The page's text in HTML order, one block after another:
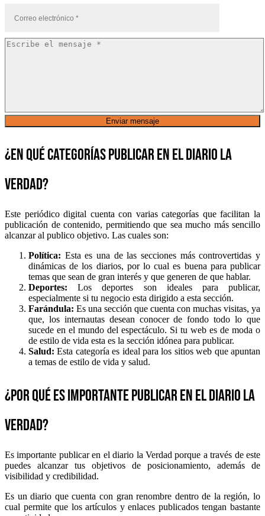
¿En qué categorías publicar en el diario la
verdad?
Este periódico digital cuenta con varias categorías que facilitan la
publicación de contenido, permitiendo que sea mucho más sencillo
alcanzar al publico objetivo. Las cuales son:
Política: Esta es una de las secciones más controvertidas y
dinámicas de los diarios, por lo cual es buena para publicar
temas que sean de gran interés y que generen de que hablar.
Deportes:Los deportes son ideales para publicar,
especialmente si tu negocio esta dirigido a esta sección.
Farándula: Es una sección que cuenta con muchas visitas, ya
que, los internautas desean conocer de fondo todo lo que
sucede en el mundo del espectáculo. Si tu web es de moda o
de estilo de vida esta es la sección idónea para publicar.
Salud: Esta categoría es ideal para los sitios web que apuntan
a temas de estilo de vida y salud.
¿Por qué es importante publicar en el diario la
Verdad?
Es importante publicar en el diario la Verdad porque a través de este
puedes alcanzar tus objetivos de posicionamiento, además de
visibilidad y credibilidad.
Es un diario que cuenta con gran renombre dentro de la región, lo
cual permite que los artículos y enlaces publicados tengan bastante